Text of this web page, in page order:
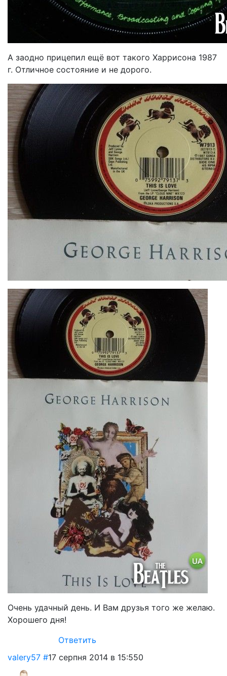
А заодно прицепил ещё вот такого Харрисона 1987
г. Отличное состояние и не дорого.
Очень удачный день. И Вам друзья того же желаю.
Хорошего дня!
Ответить
valery57 #17 серпня 2014 в 15:550